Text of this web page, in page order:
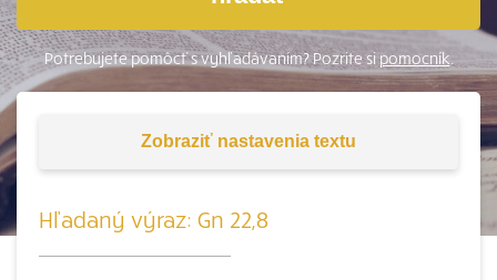
Potrebujete pomôcť s vyhľadávaním? Pozrite sipomocník.
Zobraziť nastavenia textu
Hľadaný výraz: Gn 22,8